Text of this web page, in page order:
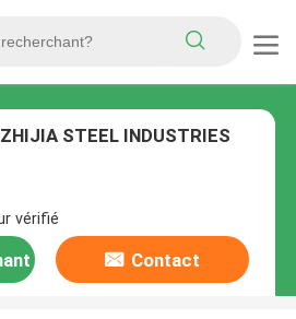
STEEL INDUSTRIES
vérifié
Contact